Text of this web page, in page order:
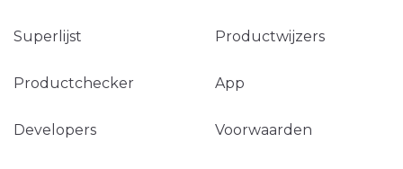
Superlijst Productwijzers
Productchecker App
Developers Voorwaarden